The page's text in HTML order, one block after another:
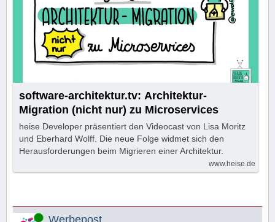
software-architektur.tv: Architektur-
Migration (nicht nur) zu Microservices
heise Developer präsentiert den Videocast von Lisa Moritz
und Eberhard Wolff. Die neue Folge widmet sich den
Herausforderungen beim Migrieren einer Architektur.
www.heise.de
Online Werbepost